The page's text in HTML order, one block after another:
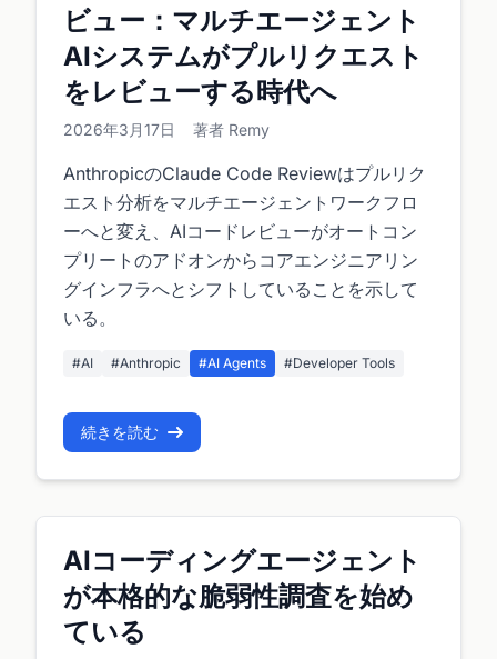
ビュー：マルチエージェント
AIシステムがプルリクエスト
をレビューする時代へ
2026年3月17日 著者 Remy
AnthropicのClaude Code Reviewはプルリク
エスト分析をマルチエージェントワークフロ
ーへと変え、AIコードレビューがオートコン
プリートのアドオンからコアエンジニアリン
グインフラへとシフトしていることを示して
いる。
#AI #Anthropic #AI Agents #Developer Tools
続きを読む
AIコーディングエージェント
が本格的な脆弱性調査を始め
ている